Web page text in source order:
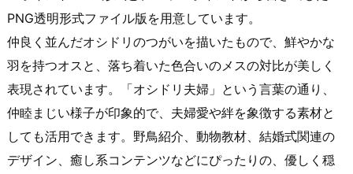
PNG透明形式ファイル版を用意しています。
仲良く並んだオシドリのつがいを描いたもので、鮮やかな
羽を持つオスと、落ち着いた色合いのメスの対比が美しく
表現されています。「オシドリ夫婦」という言葉の通り、
仲睦まじい様子が印象的で、夫婦愛や絆を象徴する素材と
しても活用できます。野鳥紹介、動物教材、結婚式関連の
デザイン、癒し系コンテンツなどにぴったりの、優しく穏